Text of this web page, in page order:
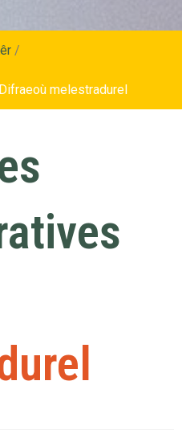
/
melestradurel